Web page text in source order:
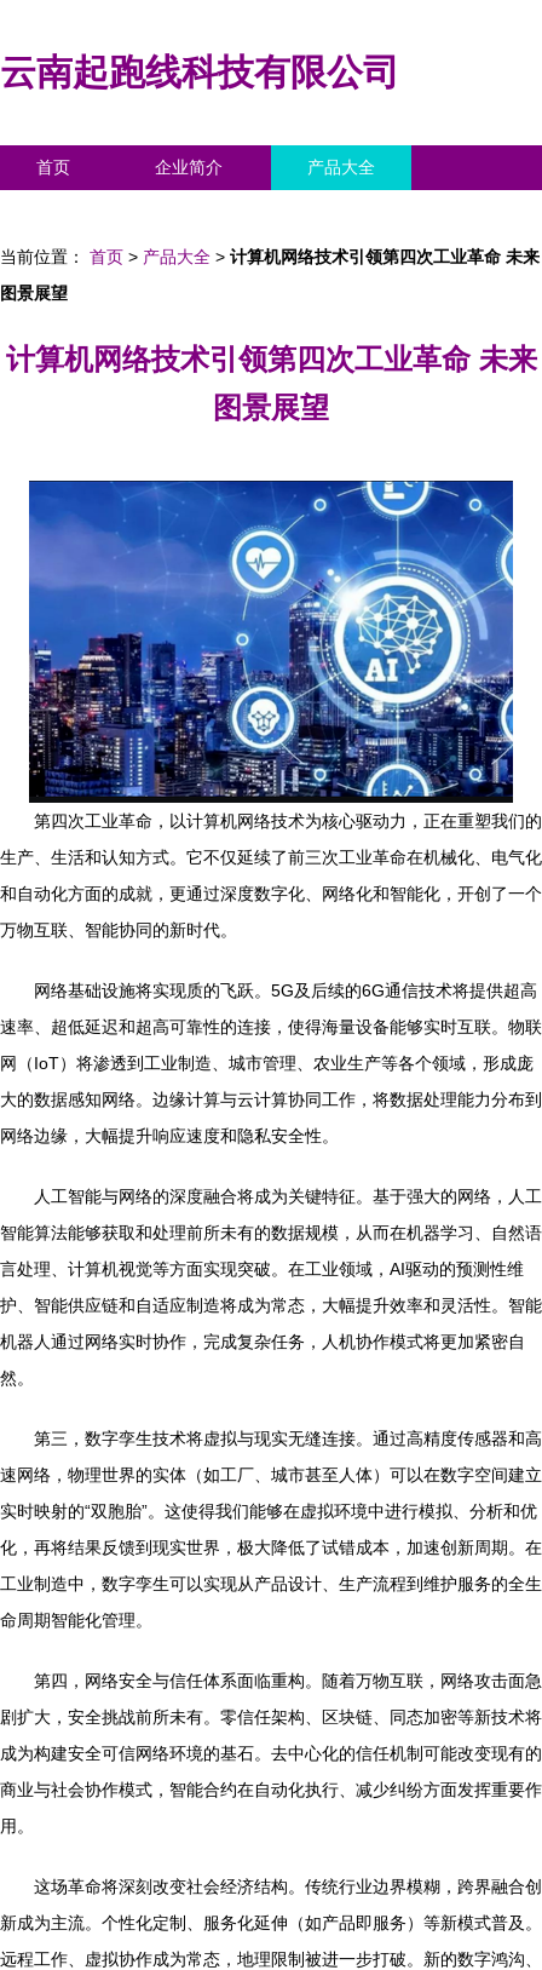
云南起跑线科技有限公司
首页 企业简介 产品大全
当前位置： 首页 > 产品大全 > 计算机网络技术引领第四次工业革命 未来
图景展望
计算机网络技术引领第四次工业革命 未来
图景展望
第四次工业革命，以计算机网络技术为核心驱动力，正在重塑我们的
生产、生活和认知方式。它不仅延续了前三次工业革命在机械化、电气化
和自动化方面的成就，更通过深度数字化、网络化和智能化，开创了一个
万物互联、智能协同的新时代。
网络基础设施将实现质的飞跃。5G及后续的6G通信技术将提供超高
速率、超低延迟和超高可靠性的连接，使得海量设备能够实时互联。物联
网（IoT）将渗透到工业制造、城市管理、农业生产等各个领域，形成庞
大的数据感知网络。边缘计算与云计算协同工作，将数据处理能力分布到
网络边缘，大幅提升响应速度和隐私安全性。
人工智能与网络的深度融合将成为关键特征。基于强大的网络，人工
智能算法能够获取和处理前所未有的数据规模，从而在机器学习、自然语
言处理、计算机视觉等方面实现突破。在工业领域，AI驱动的预测性维
护、智能供应链和自适应制造将成为常态，大幅提升效率和灵活性。智能
机器人通过网络实时协作，完成复杂任务，人机协作模式将更加紧密自
然。
第三，数字孪生技术将虚拟与现实无缝连接。通过高精度传感器和高
速网络，物理世界的实体（如工厂、城市甚至人体）可以在数字空间建立
实时映射的“双胞胎”。这使得我们能够在虚拟环境中进行模拟、分析和优
化，再将结果反馈到现实世界，极大降低了试错成本，加速创新周期。在
工业制造中，数字孪生可以实现从产品设计、生产流程到维护服务的全生
命周期智能化管理。
第四，网络安全与信任体系面临重构。随着万物互联，网络攻击面急
剧扩大，安全挑战前所未有。零信任架构、区块链、同态加密等新技术将
成为构建安全可信网络环境的基石。去中心化的信任机制可能改变现有的
商业与社会协作模式，智能合约在自动化执行、减少纠纷方面发挥重要作
用。
这场革命将深刻改变社会经济结构。传统行业边界模糊，跨界融合创
新成为主流。个性化定制、服务化延伸（如产品即服务）等新模式普及。
远程工作、虚拟协作成为常态，地理限制被进一步打破。新的数字鸿沟、